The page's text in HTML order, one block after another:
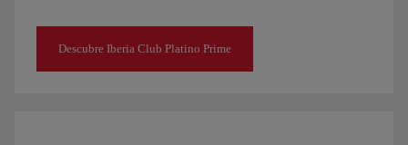
Descubre Iberia Club Platino Prime